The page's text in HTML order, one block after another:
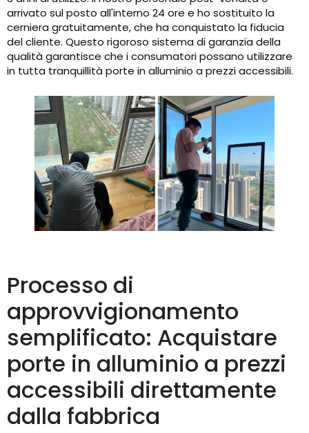
arrivato sul posto all'interno 24 ore e ho sostituito la
cerniera gratuitamente, che ha conquistato la fiducia
del cliente. Questo rigoroso sistema di garanzia della
qualità garantisce che i consumatori possano utilizzare
in tutta tranquillità porte in alluminio a prezzi accessibili.
Processo di
approvvigionamento
semplificato: Acquistare
porte in alluminio a prezzi
accessibili direttamente
dalla fabbrica